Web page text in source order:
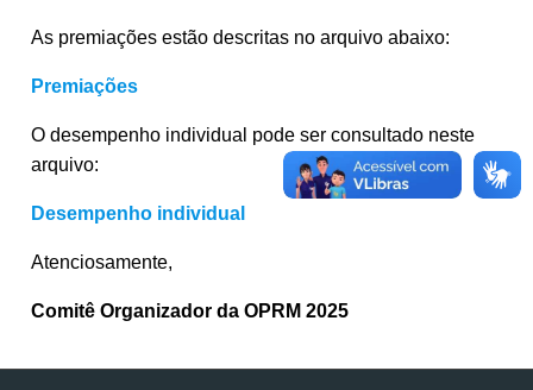
As premiações estão descritas no arquivo abaixo:
Premiações
O desempenho individual pode ser consultado neste
arquivo:
Desempenho individual
Atenciosamente,
Comitê Organizador da OPRM 2025